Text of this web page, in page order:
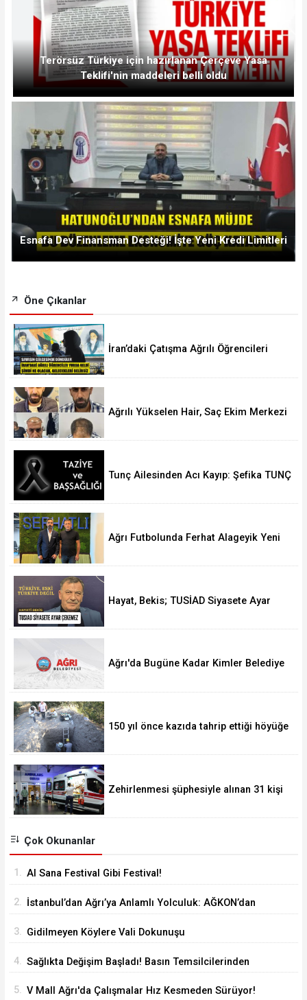
Terörsüz Türkiye için hazırlanan Çerçeve Yasa
Teklifi'nin maddeleri belli oldu
Esnafa Dev Finansman Desteği! İşte Yeni Kredi Limitleri
Öne Çıkanlar
İran’daki Çatışma Ağrılı Öğrencileri
Ağrılı Yükselen Hair, Saç Ekim Merkezi
Tunç Ailesinden Acı Kayıp: Şefika TUNÇ
Ağrı Futbolunda Ferhat Alageyik Yeni
Hayat, Bekis; TUSİAD Siyasete Ayar
Ağrı'da Bugüne Kadar Kimler Belediye
150 yıl önce kazıda tahrip ettiği höyüğe
Zehirlenmesi şüphesiyle alınan 31 kişi
Çok Okunanlar
1. Al Sana Festival Gibi Festival!
2. İstanbul’dan Ağrı’ya Anlamlı Yolculuk: AĞKON’dan
3. Gidilmeyen Köylere Vali Dokunuşu
4. Sağlıkta Değişim Başladı! Basın Temsilcilerinden
5. V Mall Ağrı'da Çalışmalar Hız Kesmeden Sürüyor!